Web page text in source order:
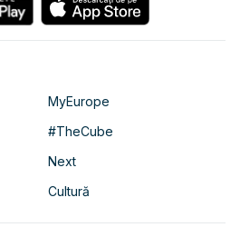
MyEurope
#TheCube
Next
Cultură